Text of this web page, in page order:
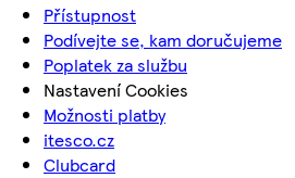
Přístupnost
Podívejte se, kam doručujeme
Poplatek za službu
Nastavení Cookies
Možnosti platby
itesco.cz
Clubcard